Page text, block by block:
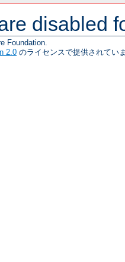
disabled
Foundation.
2.0 のライセンスで提供されてい